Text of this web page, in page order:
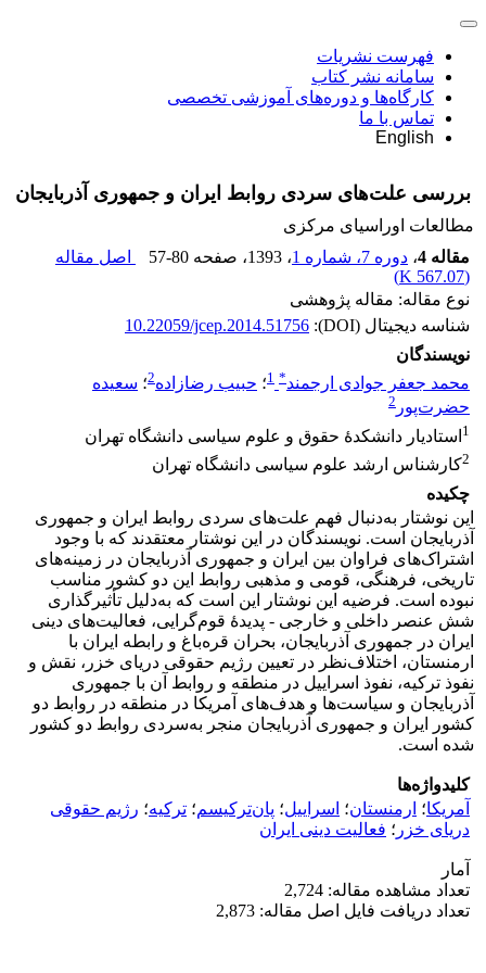
فهرست نشریات
سامانه نشر کتاب
کارگاه‌ها و دوره‌های آموزشی تخصصی
تماس با ما
English
بررسی علت‌های سردی روابط ایران و جمهوری آذربایجان
مطالعات اوراسیای مرکزی
مقاله 4
، دوره 7، شماره 1 ، 1393 ، صفحه 57-80
اصل مقاله
(
567.07 K
)
نوع مقاله: مقاله پژوهشی
شناسه دیجیتال (DOI):
10.22059/jcep.2014.51756
نویسندگان
محمد جعفر جوادی ارجمند*
1؛ حبیب رضازاده2؛ سعیده
حضرت‌پور 2
1 استادیار دانشکدۀ حقوق و علوم سیاسی دانشگاه تهران
2کارشناس ارشد علوم سیاسی دانشگاه تهران
چکیده
این نوشتار به‌دنبال فهم علت‌های سردی روابط ایران و جمهوری
آذربایجان است. نویسندگان در این نوشتار معتقدند که با وجود
اشتراک‌های فراوان بین ایران و جمهوری آذربایجان در زمینه‌های
تاریخی، فرهنگی، قومی و مذهبی روابط این دو کشور مناسب
نبوده است. فرضیه این نوشتار این است که به‌دلیل تأثیرگذاری
شش عنصر داخلی و خارجی - پدیدۀ قوم‌گرایی، فعالیت‌های دینی
ایران در جمهوری آذربایجان، بحران قره‌باغ و رابطه ایران با
ارمنستان، اختلاف‌نظر در تعیین رژیم حقوقی دریای خزر، نقش و
نفوذ ترکیه، نفوذ اسراییل در منطقه و روابط آن با جمهوری
آذربایجان و سیاست‌ها و هدف‌های آمریکا در منطقه‌ در روابط دو
کشور ایران و جمهوری آذربایجان منجر به‌سردی روابط دو کشور
شده است.
کلیدواژه‌ها
آمریکا؛ ارمنستان؛ اسراییل؛ پان‌ترکیسم؛ ترکیه؛ رژیم حقوقی
دریای خزر ؛ فعالیت دینی ایران
آمار
تعداد مشاهده مقاله: 2,724
تعداد دریافت فایل اصل مقاله: 2,873